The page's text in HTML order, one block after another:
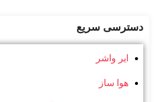
دسترسی سریع
ایر واشر
هوا ساز